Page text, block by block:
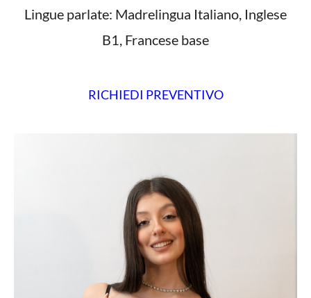
Lingue parlate: Madrelingua Italiano, Inglese
B1, Francese base
RICHIEDI PREVENTIVO